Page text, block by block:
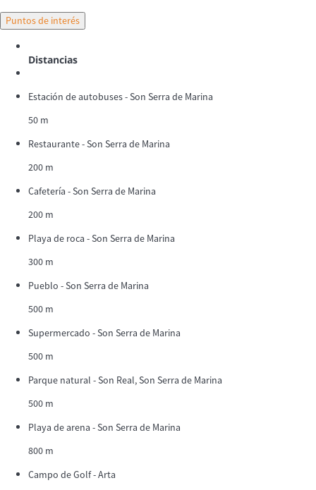
Puntos de interés
Distancias
Estación de autobuses - Son Serra de Marina
50 m
Restaurante - Son Serra de Marina
200 m
Cafetería - Son Serra de Marina
200 m
Playa de roca - Son Serra de Marina
300 m
Pueblo - Son Serra de Marina
500 m
Supermercado - Son Serra de Marina
500 m
Parque natural - Son Real, Son Serra de Marina
500 m
Playa de arena - Son Serra de Marina
800 m
Campo de Golf - Arta